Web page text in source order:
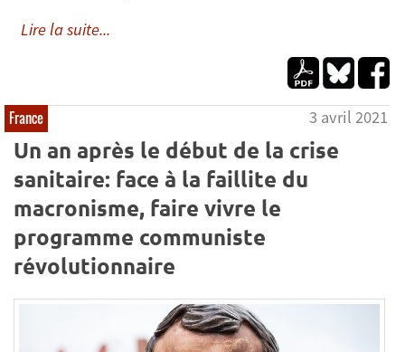
Lire la suite...
France 3 avril 2021
Un an après le début de la crise
sanitaire: face à la faillite du
macronisme, faire vivre le
programme communiste
révolutionnaire